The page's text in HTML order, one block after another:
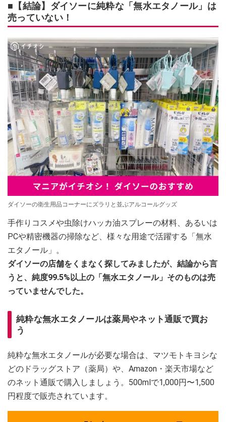
■【結論】ダイソーに純粋な「無水エタノール」は
売っていない！
ダイソーの衛生用品コーナーにズラリと並ぶアルコールグッズ
手作りコスメや虫除けハッカ油スプレーの材料、あるいは
PCや精密機器の掃除など、様々な用途で活躍する「無水
エタノール」。
ダイソーの店舗をくまなく探してみましたが、結論から言
うと、純度99.5%以上の「無水エタノール」そのものは売
っていませんでした。
純粋な無水エタノールは薬局やネット通販で買お
う
純粋な無水エタノールが必要な場合は、マツモトキヨシな
どのドラッグストア（薬局）や、Amazon・楽天市場など
のネット通販で購入しましょう。500mlで1,000円〜1,500
円程度で販売されています。